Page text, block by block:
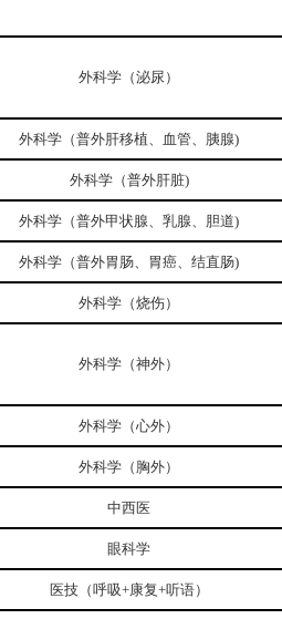
外科学（泌尿）
外科学（普外肝移植、血管、胰腺)
外科学（普外肝脏)
外科学（普外甲状腺、乳腺、胆道)
外科学（普外胃肠、胃癌、结直肠)
外科学（烧伤）
外科学（神外）
外科学（心外）
外科学（胸外）
中西医
眼科学
医技（呼吸+康复+听语）